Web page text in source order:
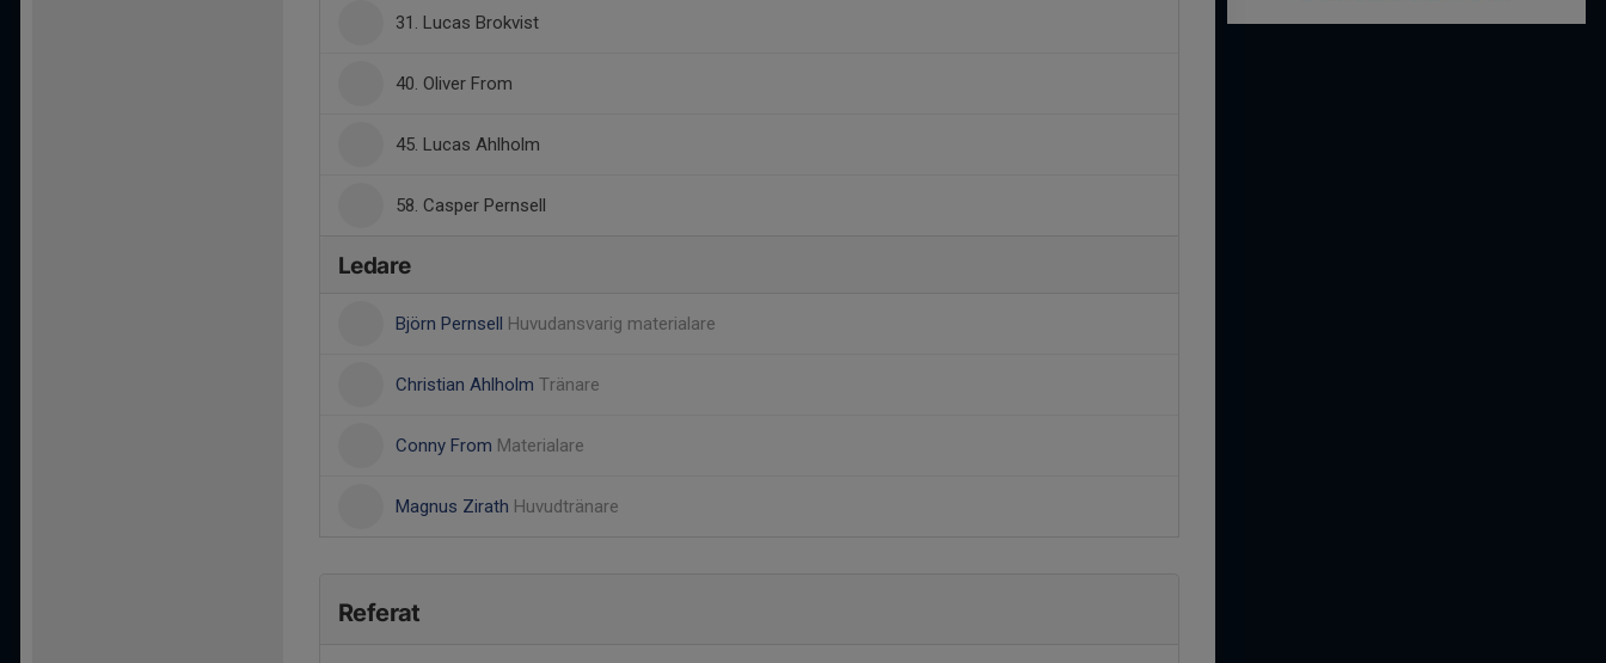
31. Lucas Brokvist
40. Oliver From
45. Lucas Ahlholm
58. Casper Pernsell
Ledare
Björn Pernsell Huvudansvarig materialare
Christian Ahlholm Tränare
Conny From Materialare
Magnus Zirath Huvudtränare
Referat